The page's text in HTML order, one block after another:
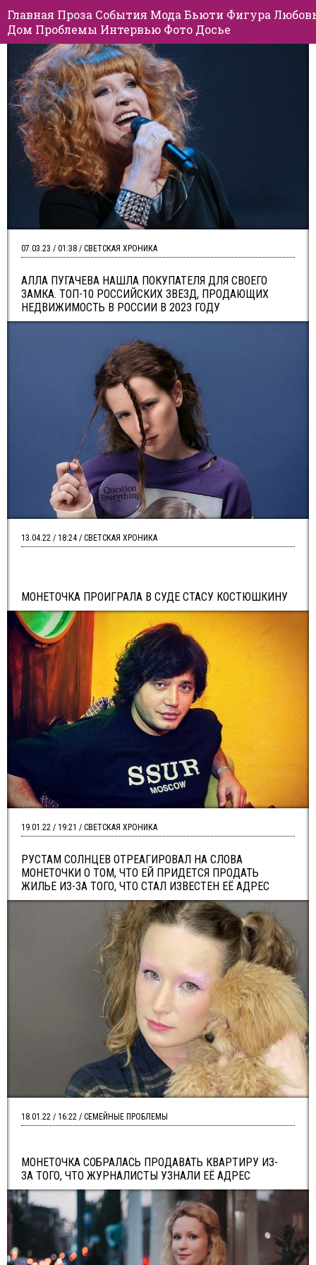
Главная Проза События Мода Бьюти Фигура
Дом Проблемы Интервью Фото Досье
АЛЛА ПУГАЧЕВА НАШЛА ПОКУПАТЕЛЯ ДЛЯ СВОЕГО
ЗАМКА. ТОП-10 РОССИЙСКИХ ЗВЕЗД, ПРОДАЮЩИХ
НЕДВИЖИМОСТЬ В РОССИИ В 2023 ГОДУ
07.03.23 / 01:38 / СВЕТСКАЯ ХРОНИКА
МОНЕТОЧКА ПРОИГРАЛА В СУДЕ СТАСУ КОСТЮШКИНУ
13.04.22 / 18:24 / СВЕТСКАЯ ХРОНИКА
РУСТАМ СОЛНЦЕВ ОТРЕАГИРОВАЛ НА СЛОВА
МОНЕТОЧКИ О ТОМ, ЧТО ЕЙ ПРИДЕТСЯ ПРОДАТЬ
ЖИЛЬЕ ИЗ-ЗА ТОГО, ЧТО СТАЛ ИЗВЕСТЕН ЕЁ АДРЕС
19.01.22 / 19:21 / СВЕТСКАЯ ХРОНИКА
МОНЕТОЧКА СОБРАЛАСЬ ПРОДАВАТЬ КВАРТИРУ ИЗ-
ЗА ТОГО, ЧТО ЖУРНАЛИСТЫ УЗНАЛИ ЕЁ АДРЕС
18.01.22 / 16:22 / СЕМЕЙНЫЕ ПРОБЛЕМЫ